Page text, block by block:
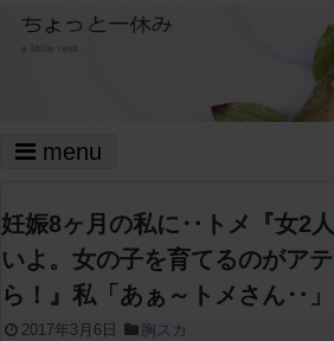
menu
妊娠8ヶ月の私に‥トメ『女2
いよ。女の子を育てるのがア
ら！』私「あぁ～トメさん‥」
2017年3月6日 胸スカ